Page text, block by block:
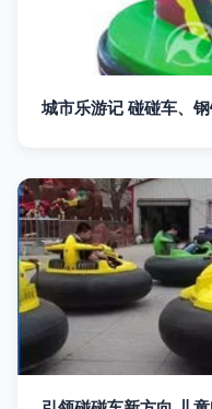
城市乐游记 碰碰车、